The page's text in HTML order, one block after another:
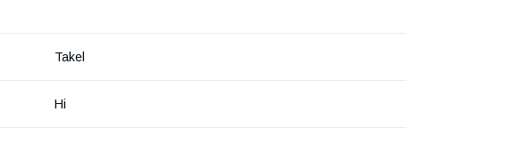
Takel
Ні